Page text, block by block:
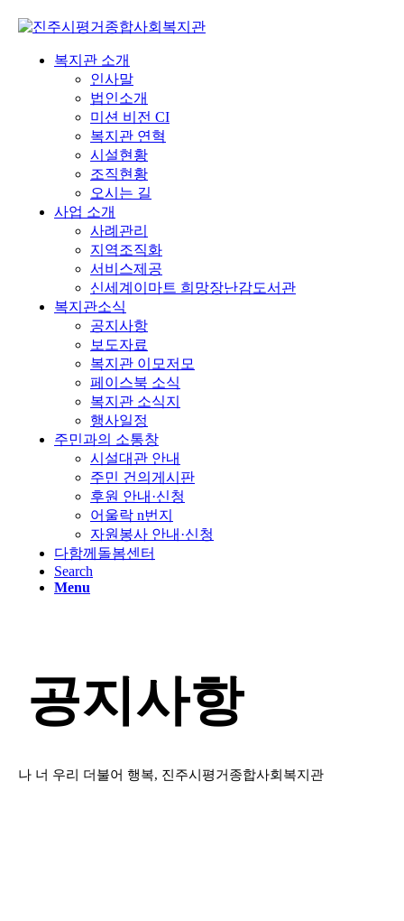
복지관 소개
인사말
법인소개
미션 비전 CI
복지관 연혁
시설현황
조직현황
오시는 길
사업 소개
사례관리
지역조직화
서비스제공
신세계이마트 희망장난감도서관
복지관소식
공지사항
보도자료
복지관 이모저모
페이스북 소식
복지관 소식지
행사일정
주민과의 소통창
시설대관 안내
주민 건의게시판
후원 안내·신청
어울락 n번지
자원봉사 안내·신청
다함께돌봄센터
Search
Menu
공지사항
나 너 우리 더불어 행복, 진주시평거종합사회복지관